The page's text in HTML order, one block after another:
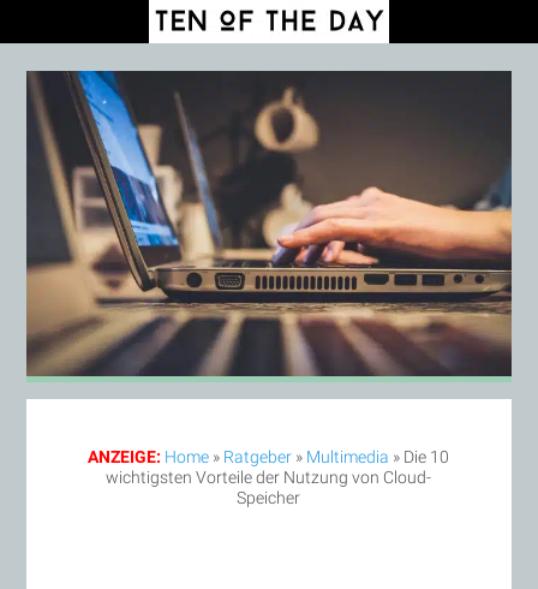
ANZEIGE: Home » Ratgeber » Multimedia » Die 10
wichtigsten Vorteile der Nutzung von Cloud-
Speicher